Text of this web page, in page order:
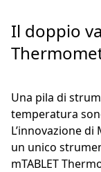
Il doppio
Una pila di
temperatura
L’innovazione
un unico
mTABLET